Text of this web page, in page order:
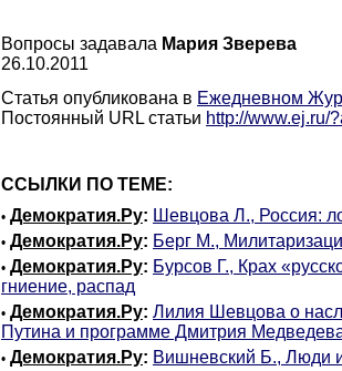
Вопросы задавала Мария Зверева
26.10.2011
Статья опубликована в Ежедневном
Постоянный URL статьи http://www.ej.ru/
ССЫЛКИ ПО ТЕМЕ:
• Демократия.Ру: Шевцова Л., Россия:
• Демократия.Ру: Берг М.,
• Демократия.Ру: Бурсов Г., Крах
гниение, распад
• Демократия.Ру: Лилия Шевцова о
Путина и программе Дмитрия
• Демократия.Ру: Вишневский Б., Люди